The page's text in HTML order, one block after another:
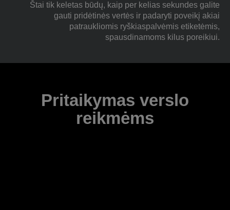
Štai tik keletas būdų, kaip per kelias sekundes galite
gauti pridėtinės vertės ir padaryti poveikį akiai
patraukliomis ryškiaspalvėmis etiketėmis,
spausdinamoms kilus poreikiui.
Pritaikymas verslo
reikmėms